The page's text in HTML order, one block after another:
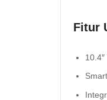
Fitur